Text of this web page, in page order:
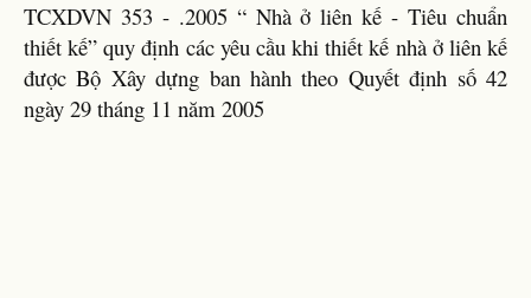
TCXDVN 353 - .2005 “ Nhà ở liên kế - Tiêu chuẩn
thiết kế” quy định các yêu cầu khi thiết kế nhà ở liên kế
được Bộ Xây dựng ban hành theo Quyết định số 42
ngày 29 tháng 11 năm 2005